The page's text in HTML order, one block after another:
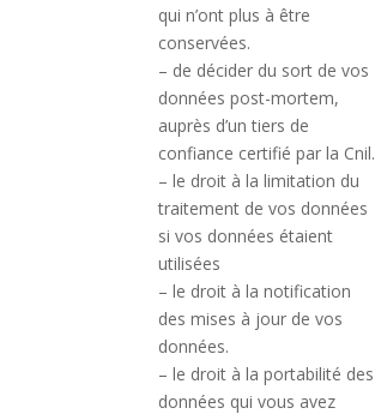
qui n’ont plus à être
conservées.
– de décider du sort de vos
données post-mortem,
auprès d’un tiers de
confiance certifié par la Cnil.
– le droit à la limitation du
traitement de vos données
si vos données étaient
utilisées
– le droit à la notification
des mises à jour de vos
données.
– le droit à la portabilité des
données qui vous avez